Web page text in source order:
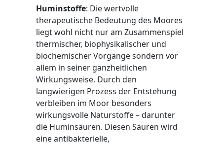
Huminstoffe: Die wertvolle
therapeutische Bedeutung des Moores
liegt wohl nicht nur am Zusammenspiel
thermischer, biophysikalischer und
biochemischer Vorgänge sondern vor
allem in seiner ganzheitlichen
Wirkungsweise. Durch den
langwierigen Prozess der Entstehung
verbleiben im Moor besonders
wirkungsvolle Naturstoffe – darunter
die Huminsäuren. Diesen Säuren wird
eine antibakterielle,